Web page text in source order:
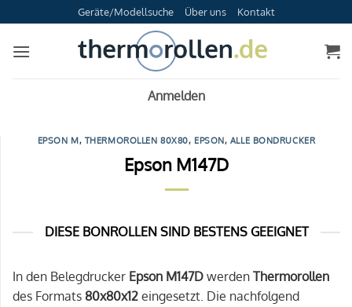
Inhalt
springen
Geräte/Modellsuche Über uns Kontakt
Anmelden
EPSON M, THERMOROLLEN 80X80, EPSON, ALLE BONDRUCKER
Epson M147D
DIESE BONROLLEN SIND BESTENS GEEIGNET
In den Belegdrucker Epson M147D werden Thermorollen
des Formats 80x80x12 eingesetzt. Die nachfolgend